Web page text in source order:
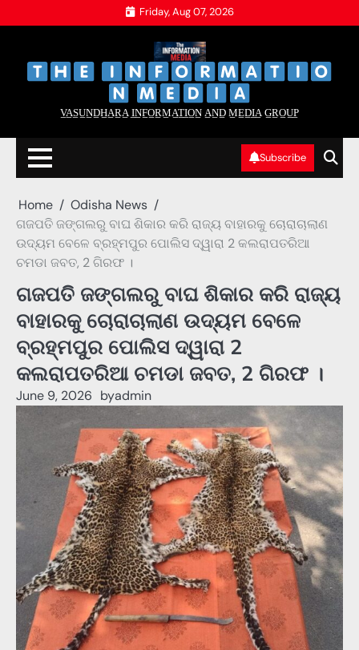
to
Friday, Aug 07, 2026
V̲A̲S̲U̲N̲D̲H̲A̲R̲A̲ I̲N̲F̲O̲R̲M̲A̲T̲I̲O̲N̲ A̲N̲D̲ M̲E̲D̲I̲A̲ G̲R̲O̲U̲P̲
Subscribe
Home
Odisha News
ଗଜପତି ଜଙ୍ଗଲରୁ ବାଘ ଶିକାର କରି ରାଜ୍ୟ ବାହାରକୁ ଚୋରାଚାଲାଣ
ଉଦ୍ୟମ ବେଳେ ବ୍ରହ୍ମପୁର ପୋଲିସ ଦ୍ୱାରା 2 କଲରାପତରିଆ
ଚମଡା ଜବତ, 2 ଗିରଫ ।
ଗଜପତି ଜଙ୍ଗଲରୁ ବାଘ ଶିକାର କରି ରାଜ୍ୟ
ବାହାରକୁ ଚୋରାଚାଲାଣ ଉଦ୍ୟମ ବେଳେ
ବ୍ରହ୍ମପୁର ପୋଲିସ ଦ୍ୱାରା 2
କଲରାପତରିଆ ଚମଡା ଜବତ, 2 ଗିରଫ ।
June 9, 2026 byadmin